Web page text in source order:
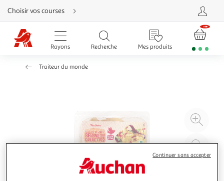
Aller
directement
au
contenu
Aller
directement
Aller
Choisir vos courses
Rayons Recherche Mes produits
Traiteur du monde
à
Continuer sans accepter